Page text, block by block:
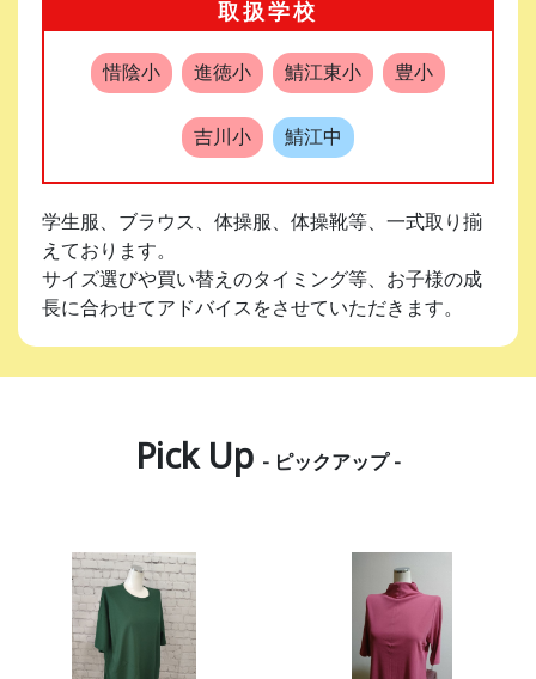
取扱学校
惜陰小 進徳小 鯖江東小 豊小
吉川小 鯖江中
学生服、ブラウス、体操服、体操靴等、一式取り揃
えております。
サイズ選びや買い替えのタイミング等、お子様の成
長に合わせてアドバイスをさせていただきます。
Pick Up - ピックアップ -